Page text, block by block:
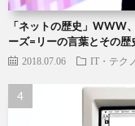
「ネットの歴史」
ーズ=リーの言葉とその歴
2018.07.06 IT・テク